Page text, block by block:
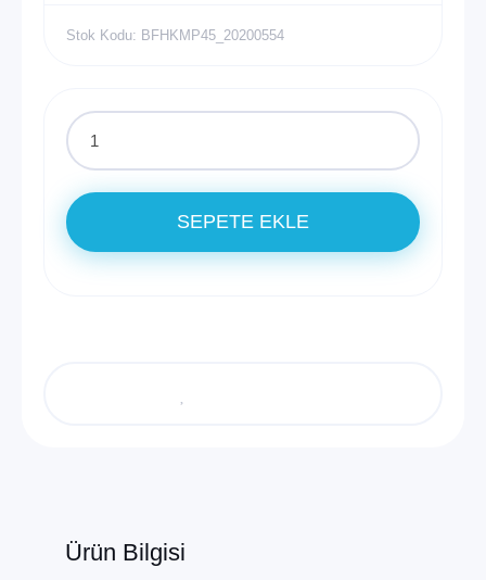
Stok Kodu: BFHKMP45_20200554
SEPETE EKLE
Ürün Bilgisi